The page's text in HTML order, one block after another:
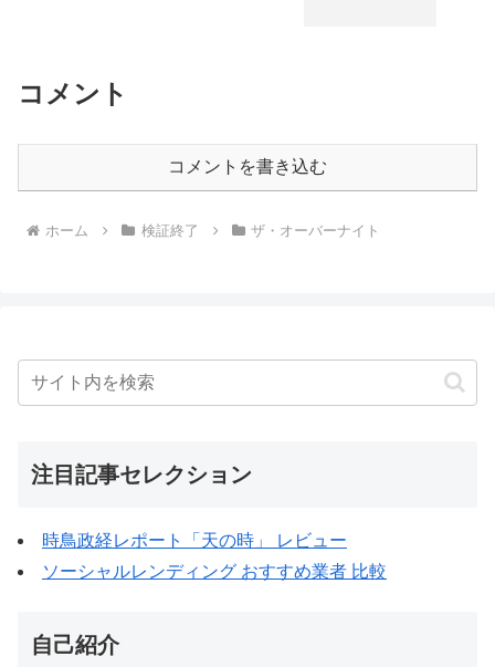
コメント
コメントを書き込む
ホーム 検証終了 ザ・オーバーナイト
注目記事セレクション
時鳥政経レポート「天の時」 レビュー
ソーシャルレンディング おすすめ業者 比較
自己紹介